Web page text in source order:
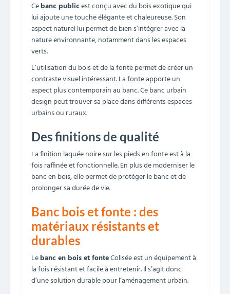
Cebanc publicest conçu avec du bois exotique qui
lui ajoute une touche élégante et chaleureuse. Son
aspect naturel lui permet de bien s’intégrer avec la
nature environnante, notamment dans les espaces
verts.
L’utilisation du bois et de la fonte permet de créer un
contraste visuel intéressant. La fonte apporte un
aspect plus contemporain au banc. Ce banc urbain
design peut trouver sa place dans différents espaces
urbains ou ruraux.
Des finitions de qualité
La finition laquée noire sur les pieds en fonte est à la
fois raffinée et fonctionnelle. En plus de moderniser le
banc en bois, elle permet de protéger le banc et de
prolonger sa durée de vie.
Banc bois et fonte : des
matériaux résistants et
durables
Lebanc en bois et fonteColisée est un équipement à
la fois résistant et facile à entretenir. Il s’agit donc
d’une solution durable pour l’aménagement urbain.